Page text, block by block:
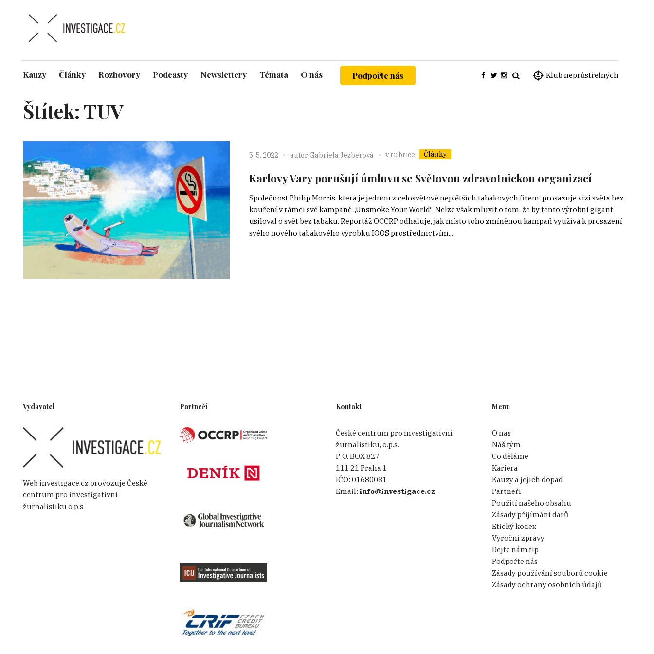
Klub neprůstřelných
Kauzy Články Rozhovory Podcasty Newslettery Témata O nás Podpořte nás
Štítek:TUV
5. 5. 2022 autor Gabriela Jezberová v rubrice Články
Karlovy Vary porušují úmluvu se Světovou zdravotnickou organizací
Společnost Philip Morris, která je jednou z celosvětově největších tabákových firem, prosazuje vizi světa bez
kouření v rámci své kampaně „Unsmoke Your World“. Nelze však mluvit o tom, že by tento výrobní gigant
usiloval o svět bez tabáku. Reportáž OCCRP odhaluje, jak místo toho zmíněnou kampaň využívá k prosazení
svého nového tabákového výrobku IQOS prostřednictvím...
Vydavatel
Web investigace.cz provozuje České
centrum pro investigativní
žurnalistiku o.p.s.
Partneři Kontakt
České centrum pro investigativní
žurnalistiku, o.p.s.
P. O. BOX 827
111 21 Praha 1
IČO: 01680081
Email: info@investigace.cz
Menu
O nás
Náš tým
Co děláme
Kariéra
Kauzy a jejich dopad
Partneři
Použití našeho obsahu
Zásady přijímání darů
Etický kodex
Výroční zprávy
Dejte nám tip
Podpořte nás
Zásady používání souborů cookie
Zásady ochrany osobních údajů